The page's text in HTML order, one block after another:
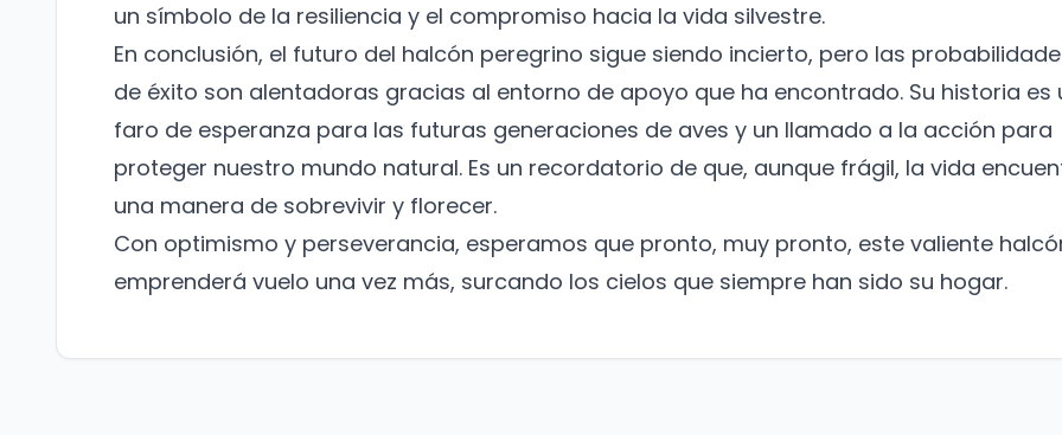
un símbolo de la resiliencia y el compromiso hacia la vida silvestre.
En conclusión, el futuro del halcón peregrino sigue siendo incierto, pero las
de éxito son alentadoras gracias al entorno de apoyo que ha encontrado. Su historia es
faro de esperanza para las futuras generaciones de aves y un llamado a la acción para
proteger nuestro mundo natural. Es un recordatorio de que, aunque frágil, la vida
una manera de sobrevivir y florecer.
Con optimismo y perseverancia, esperamos que pronto, muy pronto, este valiente
emprenderá vuelo una vez más, surcando los cielos que siempre han sido su hogar.